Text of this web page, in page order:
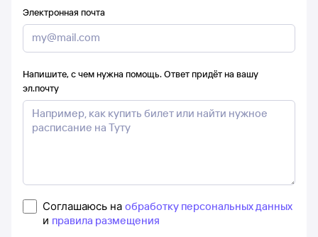
Электронная почта
Напишите, с чем нужна помощь. Ответ придёт на вашу
эл.почту
Соглашаюсь на обработку персональных данных
и правила размещения